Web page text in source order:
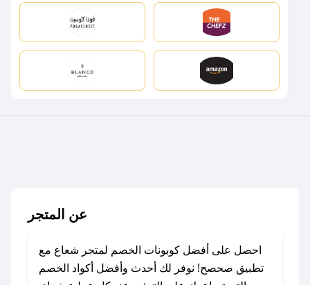
عن المتجر
احصل على أفضل كوبونات الخصم لمتجر شعاع مع
تطبيق صحصح! نوفر لك أحدث وأفضل أكواد الخصم